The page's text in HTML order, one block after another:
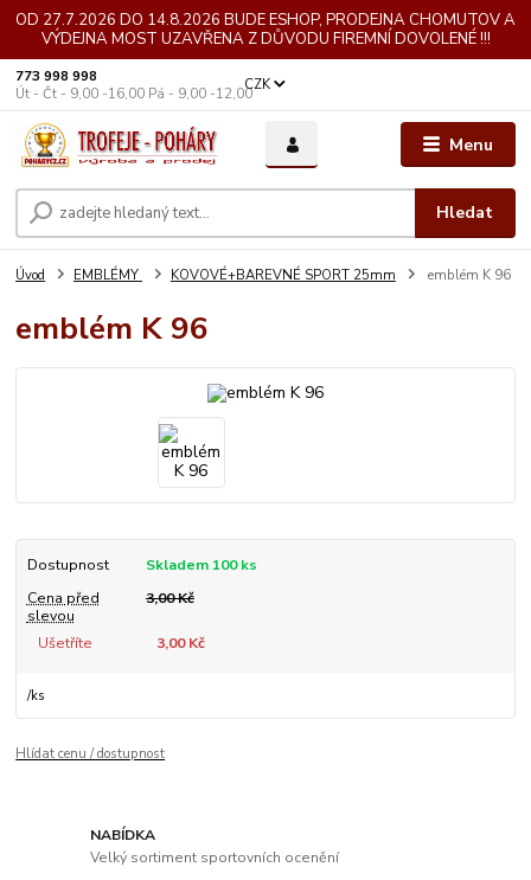
OD 27.7.2026 DO 14.8.2026 BUDE ESHOP, PRODEJNA CHOMUTOV A
VÝDEJNA MOST UZAVŘENA Z DŮVODU FIREMNÍ DOVOLENÉ !!!
Menu
CZK
Hledat
773 998 998
Út - Čt - 9,00 -16,00 Pá - 9,00 -12,00
Úvod EMBLÉMY KOVOVÉ+BAREVNÉ SPORT 25mm emblém K 96
emblém K 96
Dostupnost
Skladem 100 ks
Cena před
slevou
3,00 Kč
Ušetříte 3,00 Kč
/ks
Hlídat cenu / dostupnost
NABÍDKA
Velký sortiment sportovních ocenění